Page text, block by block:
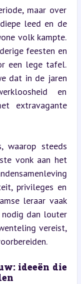
maar over
leed en de
volk kampte.
feesten en
een lege tafel.
dat in de jaren
en
extravagante
waarop steeds
vonk aan het
privileges en
leraar vaak
dan louter
vereist,
ideeën die